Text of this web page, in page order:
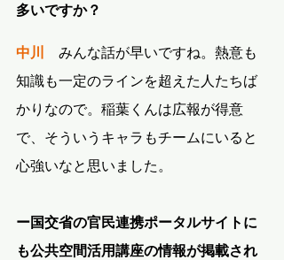
多いですか？
中川
みんな話が早いですね。熱意も
知識も一定のラインを超えた人たちば
かりなので。稲葉くんは広報が得意
で、そういうキャラもチームにいると
心強いなと思いました。
ー国交省の官民連携ポータルサイトに
も公共空間活用講座の情報が掲載され